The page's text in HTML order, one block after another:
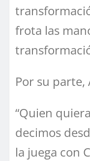
frota las
Por su
“Quien
decimos
la juega con